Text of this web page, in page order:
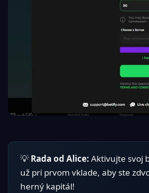
💡 Rada od Alice: Aktivujte svoj
už pri prvom vklade, aby ste
herný kapitál!